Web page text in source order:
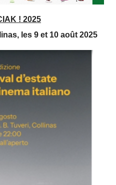
! 2025
les 9 et 10 août 2025